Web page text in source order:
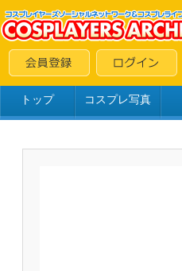
トップ コスプレ写真